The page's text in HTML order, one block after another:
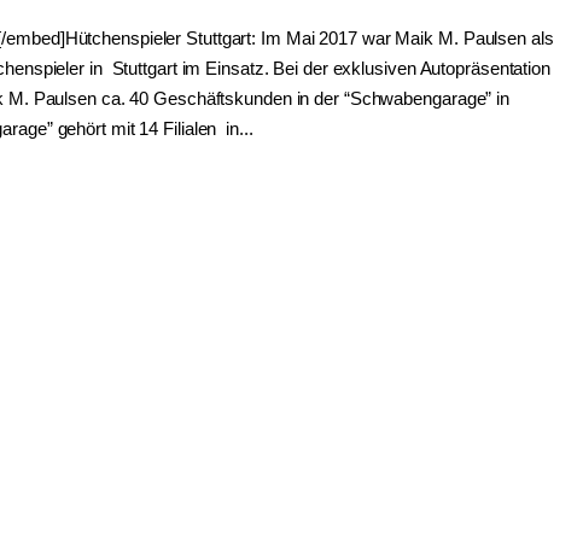
Stuttgart: Im Mai 2017 war Maik M. Paulsen als
in Stuttgart im Einsatz. Bei der exklusiven Autopräsentation
Paulsen ca. 40 Geschäftskunden in der “Schwabengarage” in
gehört mit 14 Filialen in...